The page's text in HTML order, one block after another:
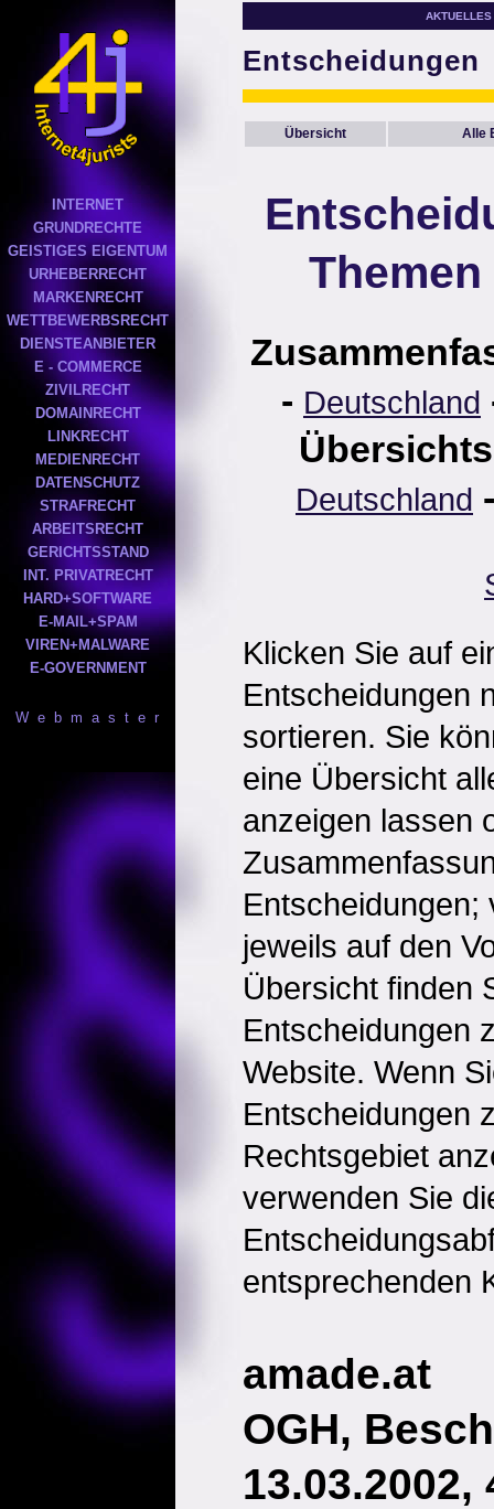
INTERNET
GRUNDRECHTE
GEISTIGES EIGENTUM
URHEBERRECHT
MARKENRECHT
WETTBEWERBSRECHT
DIENSTEANBIETER
E - COMMERCE
ZIVILRECHT
DOMAINRECHT
LINKRECHT
MEDIENRECHT
DATENSCHUTZ
STRAFRECHT
ARBEITSRECHT
GERICHTSSTAND
INT. PRIVATRECHT
HARD+SOFTWARE
E-MAIL+SPAM
VIREN+MALWARE
E-GOVERNMENT
W e b m a s t e r
AKTUELLES
Entscheidungen
Übersicht Alle
- Deutschland
Deutschland
Klicken Sie auf
Entscheidungen
sortieren. Sie
eine Übersicht
anzeigen lassen
Entscheidungen;
jeweils auf den
Übersicht finden
Entscheidungen
Website. Wenn
Entscheidungen
Rechtsgebiet
verwenden Sie
entsprechenden
amade.at
OGH,
13.03.2002,